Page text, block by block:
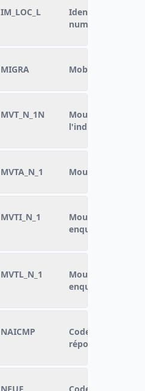
IM_LOC_L
Identifiant
numéro de local)
MIGRA Mobilité
MVT_N_1N
Mouvement de
l'individu
MVTA_N_1 Mouvement de
MVTI_N_1
Mouvement de
enquêtes
MVTL_N_1
Mouvement du
enquêtes
NAICMP
Code servant au
réponses